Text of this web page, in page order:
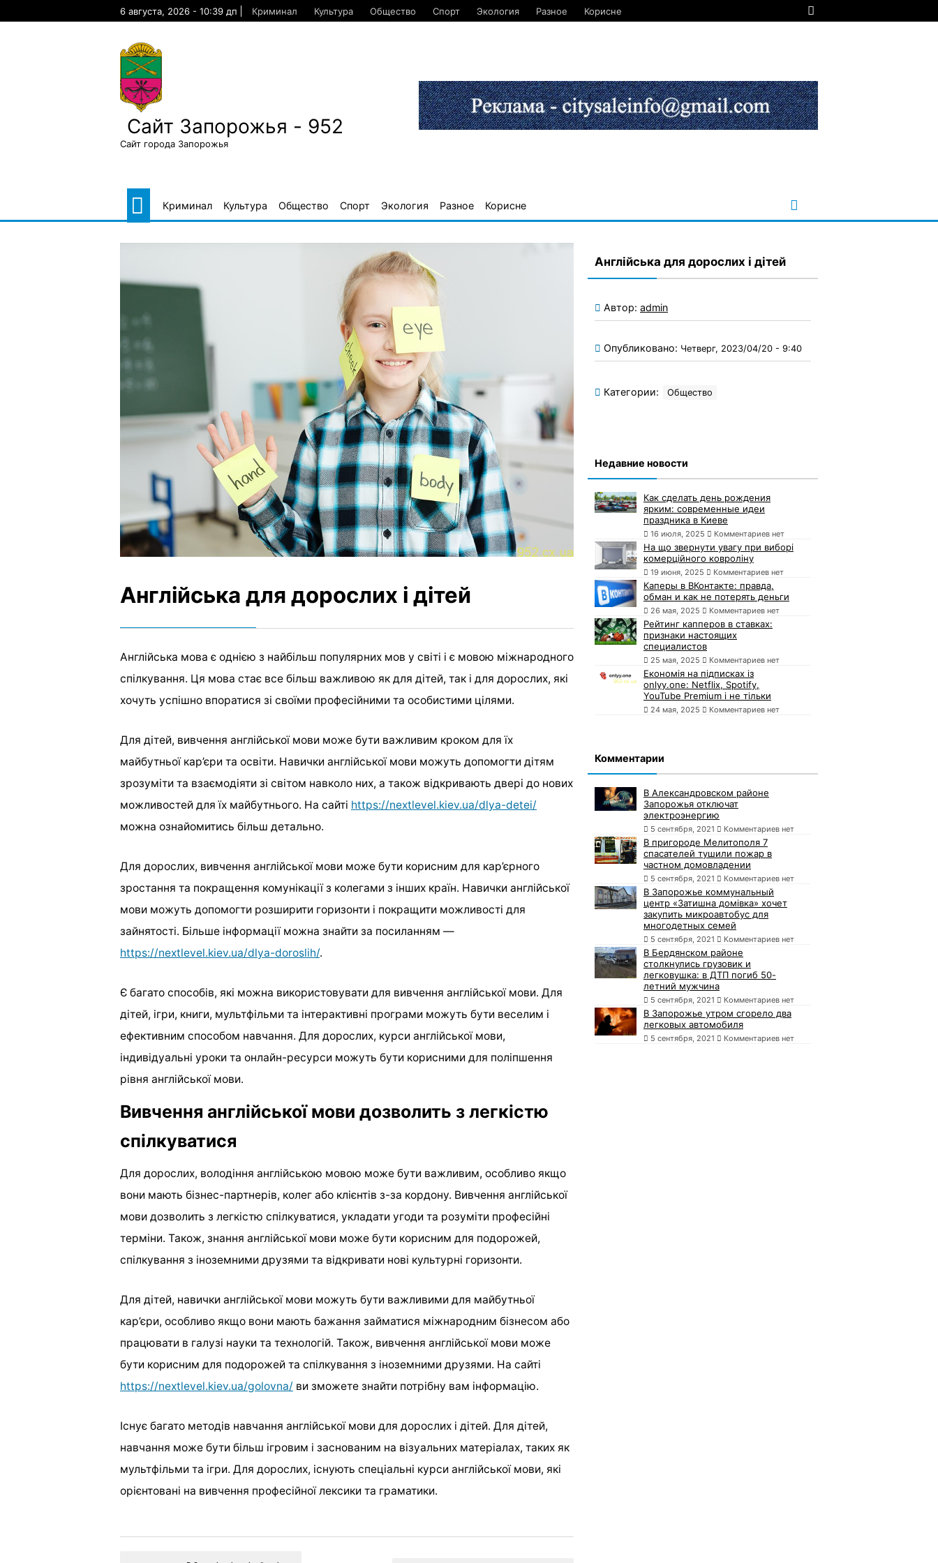
6 августа, 2026 - 10:39 дп Криминал Культура Общество Спорт Экология Разное Корисне
Сайт Запорожья - 952
Сайт города Запорожья
Криминал Культура Общество Спорт Экология Разное Корисне
Англійська для дорослих і дітей
Англійська мова є однією з найбільш популярних мов у світі і є мовою міжнародного
спілкування. Ця мова стає все більш важливою як для дітей, так і для дорослих, які
хочуть успішно впоратися зі своїми професійними та особистими цілями.
Для дітей, вивчення англійської мови може бути важливим кроком для їх
майбутньої кар’єри та освіти. Навички англійської мови можуть допомогти дітям
зрозуміти та взаємодіяти зі світом навколо них, а також відкривають двері до нових
можливостей для їх майбутнього. На сайті https://nextlevel.kiev.ua/dlya-detei/
можна ознайомитись більш детально.
Для дорослих, вивчення англійської мови може бути корисним для кар’єрного
зростання та покращення комунікації з колегами з інших країн. Навички англійської
мови можуть допомогти розширити горизонти і покращити можливості для
зайнятості. Більше інформації можна знайти за посиланням —
https://nextlevel.kiev.ua/dlya-doroslih/.
Є багато способів, які можна використовувати для вивчення англійської мови. Для
дітей, ігри, книги, мультфільми та інтерактивні програми можуть бути веселим і
ефективним способом навчання. Для дорослих, курси англійської мови,
індивідуальні уроки та онлайн-ресурси можуть бути корисними для поліпшення
рівня англійської мови.
Вивчення англійської мови дозволить з легкістю
спілкуватися
Для дорослих, володіння англійською мовою може бути важливим, особливо якщо
вони мають бізнес-партнерів, колег або клієнтів з-за кордону. Вивчення англійської
мови дозволить з легкістю спілкуватися, укладати угоди та розуміти професійні
терміни. Також, знання англійської мови може бути корисним для подорожей,
спілкування з іноземними друзями та відкривати нові культурні горизонти.
Для дітей, навички англійської мови можуть бути важливими для майбутньої
кар’єри, особливо якщо вони мають бажання займатися міжнародним бізнесом або
працювати в галузі науки та технологій. Також, вивчення англійської мови може
бути корисним для подорожей та спілкування з іноземними друзями. На сайті
https://nextlevel.kiev.ua/golovna/ ви зможете знайти потрібну вам інформацію.
Існує багато методів навчання англійської мови для дорослих і дітей. Для дітей,
навчання може бути більш ігровим і заснованим на візуальних матеріалах, таких як
мультфільми та ігри. Для дорослих, існують спеціальні курси англійської мови, які
орієнтовані на вивчення професійної лексики та граматики.
Англійська для дорослих і дітей
Автор: admin
Опубликовано: Четверг, 2023/04/20 - 9:40
Категории: Общество
Недавние новости
Как сделать день рождения
ярким: современные идеи
праздника в Киеве
16 июля, 2025 Комментариев нет
На що звернути увагу при виборі
комерційного ковроліну
19 июня, 2025 Комментариев нет
Каперы в ВКонтакте: правда,
обман и как не потерять деньги
26 мая, 2025 Комментариев нет
Рейтинг капперов в ставках:
признаки настоящих
специалистов
25 мая, 2025 Комментариев нет
Економія на підписках із
onlyy.one: Netflix, Spotify,
YouTube Premium і не тільки
24 мая, 2025 Комментариев нет
Комментарии
В Александровском районе
Запорожья отключат
электроэнергию
5 сентября, 2021 Комментариев нет
В пригороде Мелитополя 7
спасателей тушили пожар в
частном домовладении
5 сентября, 2021 Комментариев нет
В Запорожье коммунальный
центр «Затишна домівка» хочет
закупить микроавтобус для
многодетных семей
5 сентября, 2021 Комментариев нет
В Бердянском районе
столкнулись грузовик и
легковушка: в ДТП погиб 50-
летний мужчина
5 сентября, 2021 Комментариев нет
В Запорожье утром сгорело два
легковых автомобиля
5 сентября, 2021 Комментариев нет